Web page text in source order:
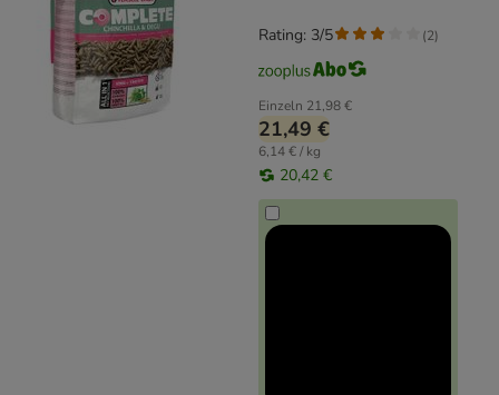
Einzeln 21,98 €
21,49 €
6,14 € / kg
20,42 €
Rating: 3/5 (2)